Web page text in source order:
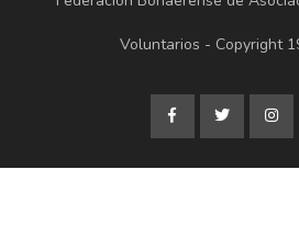
Voluntarios - Copyright